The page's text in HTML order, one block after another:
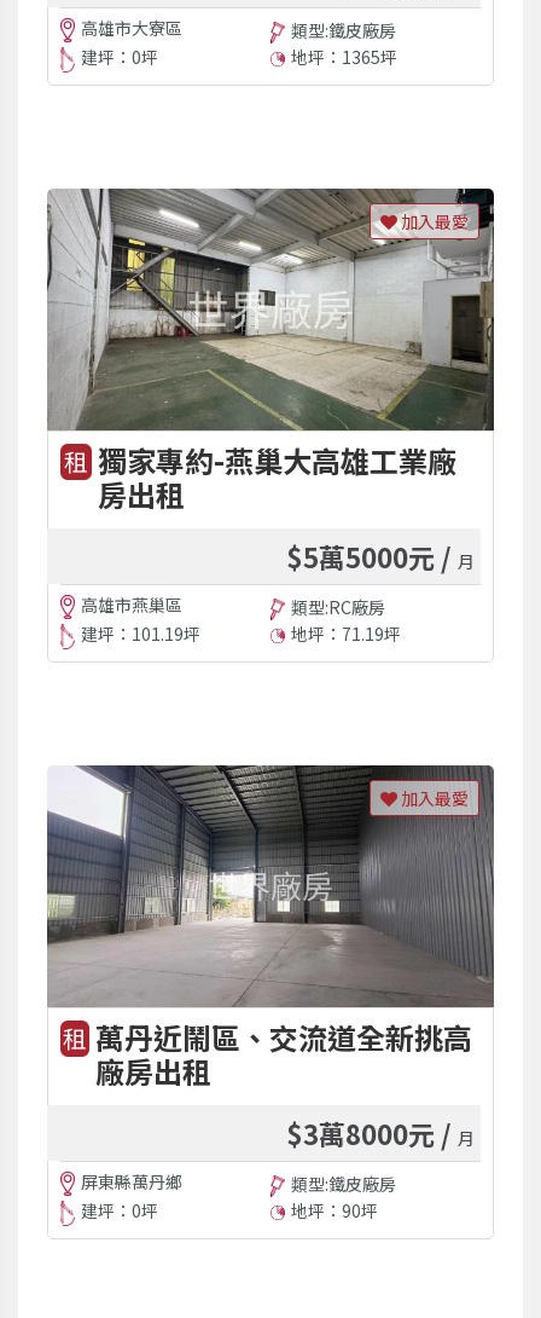
高雄市大寮區
類型:鐵皮廠房
建坪：0坪
地坪：1365坪
租 獨家專約-燕巢大高雄工業廠
房出租
$5萬5000元 / 月
高雄市燕巢區
類型:RC廠房
建坪：101.19坪
地坪：71.19坪
加入最愛
租 萬丹近鬧區、交流道全新挑高
廠房出租
$3萬8000元 / 月
屏東縣萬丹鄉
類型:鐵皮廠房
建坪：0坪
地坪：90坪
加入最愛